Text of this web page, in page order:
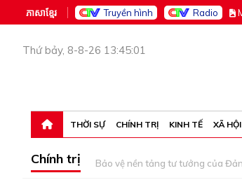
ភាសាខ្មែរ Truyền hình Radio
Thứ bảy, 8-8-26 13:45:01
THỜI SỰ CHÍNH TRỊ KINH TẾ XÃ HỘI
Chính trị Bảo vệ nền tảng tư tưởng của